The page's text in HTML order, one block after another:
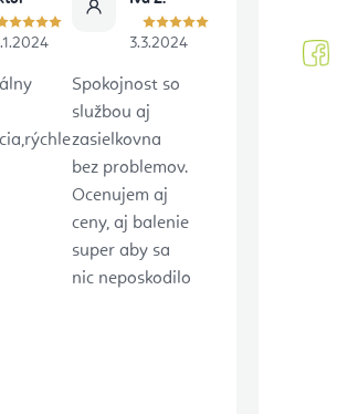
3.3.2024
Spokojnost so
službou aj
zasielkovna
bez problemov.
Ocenujem aj
ceny, aj balenie
super aby sa
nic neposkodilo